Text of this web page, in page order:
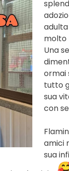
molto
Una
ormai
tutto
sua
con
amici
sua